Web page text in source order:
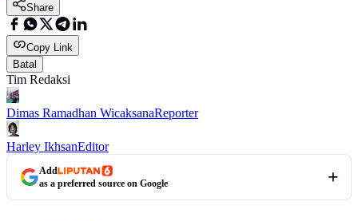
Share
Copy Link
Batal
Tim Redaksi
Dimas Ramadhan WicaksanaReporter
Harley IkhsanEditor
Add
as a preferred source on Google